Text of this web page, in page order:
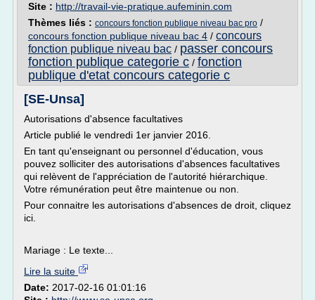
Site : http://travail-vie-pratique.aufeminin.com
Thèmes liés : concours fonction publique niveau bac pro /
concours fonction publique niveau bac 4 / concours
fonction publique niveau bac / passer concours
fonction publique categorie c / fonction
publique d'etat concours categorie c
[SE-Unsa]
Autorisations d'absence facultatives
Article publié le vendredi 1er janvier 2016.
En tant qu'enseignant ou personnel d'éducation, vous
pouvez solliciter des autorisations d'absences facultatives
qui relèvent de l'appréciation de l'autorité hiérarchique.
Votre rémunération peut être maintenue ou non.
Pour connaitre les autorisations d'absences de droit, cliquez
ici.
Mariage : Le texte...
Lire la suite
Date: 2017-02-16 01:01:16